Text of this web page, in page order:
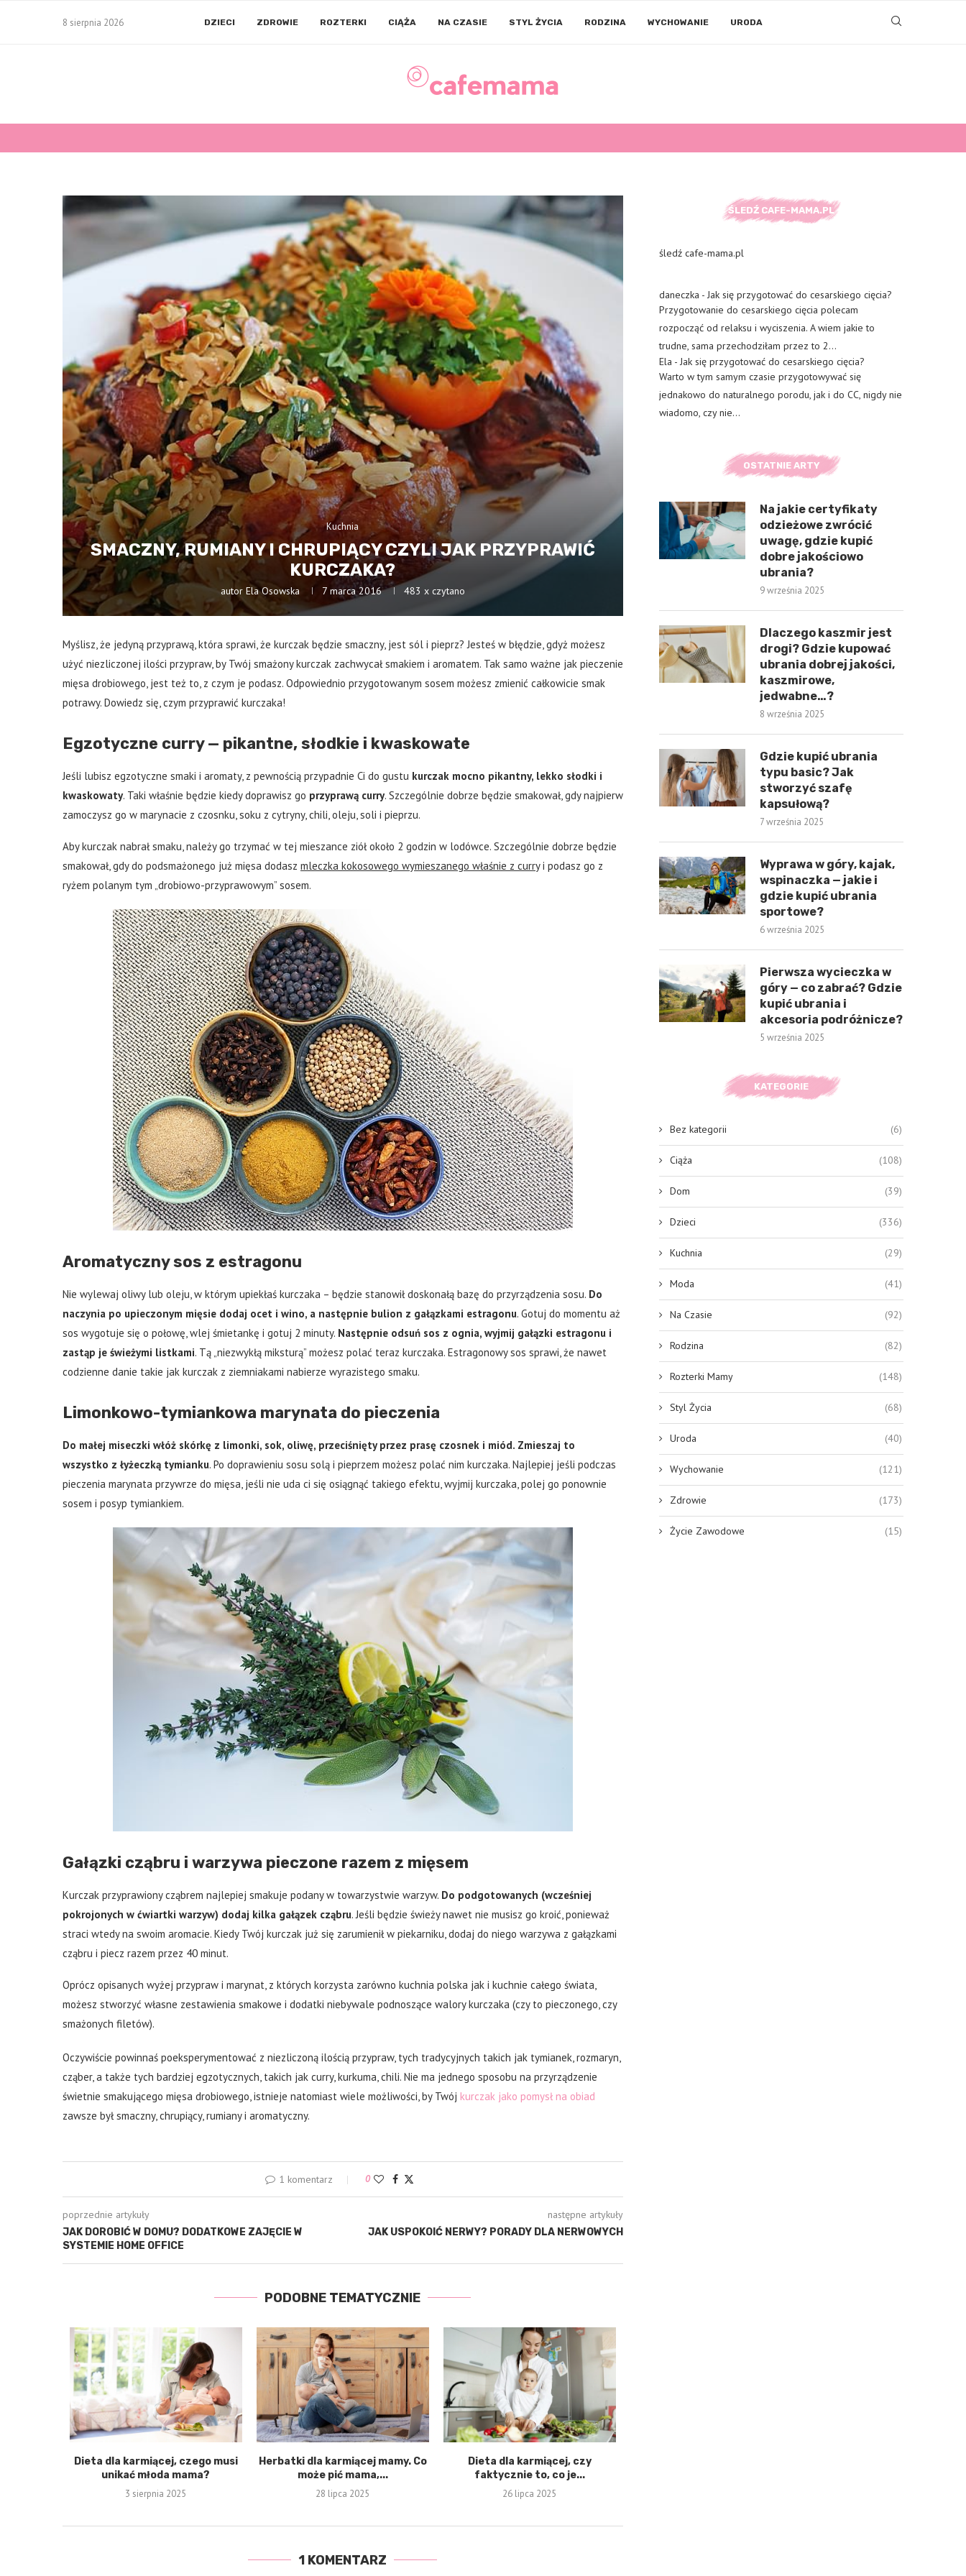
8 sierpnia 2026 DZIECI ZDROWIE ROZTERKI CIĄŻA NA CZASIE STYL ŻYCIA RODZINA WYCHOWANIE URODA
Kuchnia
SMACZNY, RUMIANY I CHRUPIĄCY CZYLI JAK PRZYPRAWIĆ
KURCZAKA?
autor Ela Osowska 7 marca 2016 483 x czytano
Myślisz, że jedyną przyprawą, która sprawi, że kurczak będzie smaczny, jest sól i pieprz? Jesteś w błędzie, gdyż możesz
użyć niezliczonej ilości przypraw, by Twój smażony kurczak zachwycał smakiem i aromatem. Tak samo ważne jak pieczenie
mięsa drobiowego, jest też to, z czym je podasz. Odpowiednio przygotowanym sosem możesz zmienić całkowicie smak
potrawy. Dowiedz się, czym przyprawić kurczaka!
Egzotyczne curry — pikantne, słodkie i kwaskowate
Jeśli lubisz egzotyczne smaki i aromaty, z pewnością przypadnie Ci do gustu kurczak mocno pikantny, lekko słodki i
kwaskowaty. Taki właśnie będzie kiedy doprawisz go przyprawą curry. Szczególnie dobrze będzie smakował, gdy najpierw
zamoczysz go w marynacie z czosnku, soku z cytryny, chili, oleju, soli i pieprzu.
Aby kurczak nabrał smaku, należy go trzymać w tej mieszance ziół około 2 godzin w lodówce. Szczególnie dobrze będzie
smakował, gdy do podsmażonego już mięsa dodasz mleczka kokosowego wymieszanego właśnie z curryi podasz go z
ryżem polanym tym „drobiowo-przyprawowym” sosem.
Aromatyczny sos z estragonu
Nie wylewaj oliwy lub oleju, w którym upiekłaś kurczaka – będzie stanowił doskonałą bazę do przyrządzenia sosu. Do
naczynia po upieczonym mięsie dodaj ocet i wino, a następnie bulion z gałązkami estragonu. Gotuj do momentu aż
sos wygotuje się o połowę, wlej śmietankę i gotuj 2 minuty. Następnie odsuń sos z ognia, wyjmij gałązki estragonu i
zastąp je świeżymi listkami. Tą „niezwykłą miksturą” możesz polać teraz kurczaka. Estragonowy sos sprawi, że nawet
codzienne danie takie jak kurczak z ziemniakami nabierze wyrazistego smaku.
Limonkowo-tymiankowa marynata do pieczenia
Do małej miseczki włóż skórkę z limonki, sok, oliwę, przeciśnięty przez prasę czosnek i miód. Zmieszaj to
wszystko z łyżeczką tymianku. Po doprawieniu sosu solą i pieprzem możesz polać nim kurczaka. Najlepiej jeśli podczas
pieczenia marynata przywrze do mięsa, jeśli nie uda ci się osiągnąć takiego efektu, wyjmij kurczaka, polej go ponownie
sosem i posyp tymiankiem.
Gałązki cząbru i warzywa pieczone razem z mięsem
Kurczak przyprawiony cząbrem najlepiej smakuje podany w towarzystwie warzyw. Do podgotowanych (wcześniej
pokrojonych w ćwiartki warzyw) dodaj kilka gałązek cząbru. Jeśli będzie świeży nawet nie musisz go kroić, ponieważ
straci wtedy na swoim aromacie. Kiedy Twój kurczak już się zarumienił w piekarniku, dodaj do niego warzywa z gałązkami
cząbru i piecz razem przez 40 minut.
Oprócz opisanych wyżej przypraw i marynat, z których korzysta zarówno kuchnia polska jak i kuchnie całego świata,
możesz stworzyć własne zestawienia smakowe i dodatki niebywale podnoszące walory kurczaka (czy to pieczonego, czy
smażonych filetów).
Oczywiście powinnaś poeksperymentować z niezliczoną ilością przypraw, tych tradycyjnych takich jak tymianek, rozmaryn,
cząber, a także tych bardziej egzotycznych, takich jak curry, kurkuma, chili. Nie ma jednego sposobu na przyrządzenie
świetnie smakującego mięsa drobiowego, istnieje natomiast wiele możliwości, by Twój kurczak jako pomysł na obiad
zawsze był smaczny, chrupiący, rumiany i aromatyczny.
1 komentarz 0
poprzednie artykuły
JAK DOROBIĆ W DOMU? DODATKOWE ZAJĘCIE W
SYSTEMIE HOME OFFICE
następne artykuły
JAK USPOKOIĆ NERWY? PORADY DLA NERWOWYCH
PODOBNE TEMATYCZNIE
Dieta dla karmiącej, czego musi
unikać młoda mama?
3 sierpnia 2025
Herbatki dla karmiącej mamy. Co
może pić mama,...
28 lipca 2025
Dieta dla karmiącej, czy
faktycznie to, co je...
26 lipca 2025
1 KOMENTARZ
ŚLEDŹ CAFE-MAMA.PL
śledź cafe-mama.pl
daneczka - Jak się przygotować do cesarskiego cięcia?
Przygotowanie do cesarskiego cięcia polecam
rozpocząć od relaksu i wyciszenia. A wiem jakie to
trudne, sama przechodziłam przez to 2…
Ela - Jak się przygotować do cesarskiego cięcia?
Warto w tym samym czasie przygotowywać się
jednakowo do naturalnego porodu, jak i do CC, nigdy nie
wiadomo, czy nie…
OSTATNIE ARTY
Na jakie certyfikaty
odzieżowe zwrócić
uwagę, gdzie kupić
dobre jakościowo
ubrania?
9 września 2025
Dlaczego kaszmir jest
drogi? Gdzie kupować
ubrania dobrej jakości,
kaszmirowe,
jedwabne…?
8 września 2025
Gdzie kupić ubrania
typu basic? Jak
stworzyć szafę
kapsułową?
7 września 2025
Wyprawa w góry, kajak,
wspinaczka — jakie i
gdzie kupić ubrania
sportowe?
6 września 2025
Pierwsza wycieczka w
góry — co zabrać? Gdzie
kupić ubrania i
akcesoria podróżnicze?
5 września 2025
KATEGORIE
Bez kategorii (6)
Ciąża (108)
Dom (39)
Dzieci (336)
Kuchnia (29)
Moda (41)
Na Czasie (92)
Rodzina (82)
Rozterki Mamy (148)
Styl Życia (68)
Uroda (40)
Wychowanie (121)
Zdrowie (173)
Życie Zawodowe (15)